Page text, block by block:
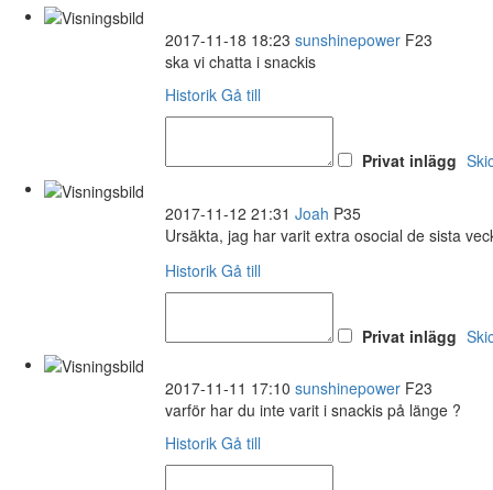
2017-11-18 18:23 sunshinepower F23
ska vi chatta i snackis
Historik Gå till
Privat inlägg
2017-11-12 21:31 Joah P35
Ursäkta, jag har varit extra osocial de sista
Historik Gå till
Privat inlägg
2017-11-11 17:10 sunshinepower F23
varför har du inte varit i snackis på länge ?
Historik Gå till